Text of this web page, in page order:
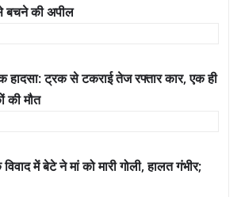
बचने की अपील
हादसा: ट्रक से टकराई तेज रफ्तार कार, एक ही
की मौत
में बेटे ने मां को मारी गोली, हालत गंभीर;